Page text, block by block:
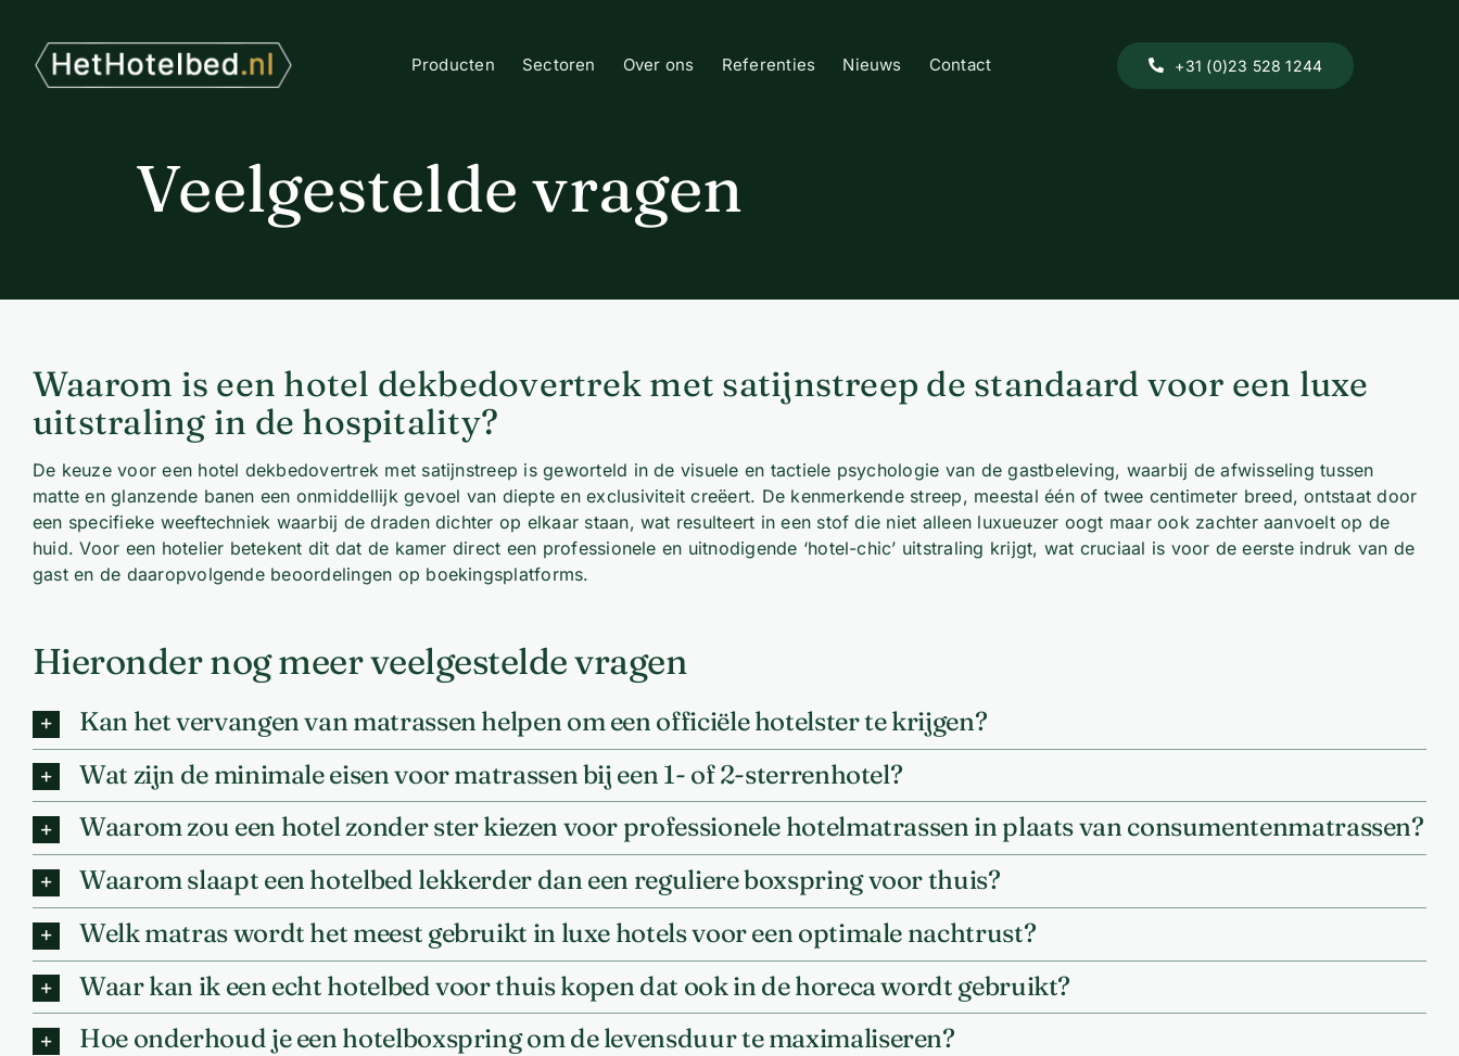
inhoud
Producten Sectoren Over ons Referenties Nieuws Contact +31 (0)23 528 1244
Veelgestelde vragen
Waarom is een hotel dekbedovertrek met satijnstreep de standaard voor een luxe
uitstraling in de hospitality?
De keuze voor een hotel dekbedovertrek met satijnstreep is geworteld in de visuele en tactiele psychologie van de gastbeleving, waarbij de afwisseling tussen
matte en glanzende banen een onmiddellijk gevoel van diepte en exclusiviteit creëert. De kenmerkende streep, meestal één of twee centimeter breed, ontstaat door
een specifieke weeftechniek waarbij de draden dichter op elkaar staan, wat resulteert in een stof die niet alleen luxueuzer oogt maar ook zachter aanvoelt op de
huid. Voor een hotelier betekent dit dat de kamer direct een professionele en uitnodigende ‘hotel-chic’ uitstraling krijgt, wat cruciaal is voor de eerste indruk van de
gast en de daaropvolgende beoordelingen op boekingsplatforms.
Hieronder nog meer veelgestelde vragen
Kan het vervangen van matrassen helpen om een officiële hotelster te krijgen?
Wat zijn de minimale eisen voor matrassen bij een 1- of 2-sterrenhotel?
Waarom zou een hotel zonder ster kiezen voor professionele hotelmatrassen in plaats van consumentenmatrassen?
Waarom slaapt een hotelbed lekkerder dan een reguliere boxspring voor thuis?
Welk matras wordt het meest gebruikt in luxe hotels voor een optimale nachtrust?
Waar kan ik een echt hotelbed voor thuis kopen dat ook in de horeca wordt gebruikt?
Hoe onderhoud je een hotelboxspring om de levensduur te maximaliseren?